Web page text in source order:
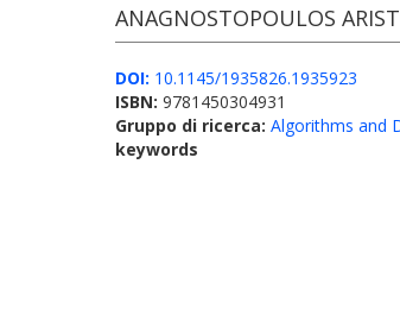
ANAGNOSTOPOULOS
DOI: 10.1145/1935826.1935923
ISBN: 9781450304931
Gruppo di ricerca: Algorithms and
keywords